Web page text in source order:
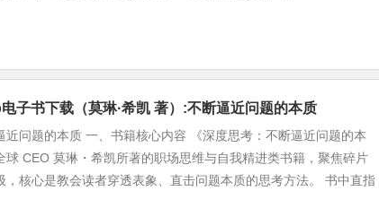
子书下载（莫琳·希凯 著）:不断逼近问题的本质
近问题的本质 一、书籍核心内容 《深度思考：不断逼近问题的本
球 CEO 莫琳・希凯所著的职场思维与自我精进类书籍，聚焦碎片
，核心是教会读者穿透表象、直击问题本质的思考方法。 书中直指